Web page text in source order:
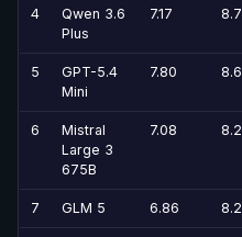
4
Qwen 3.6
Plus
7.17 8.7
5
GPT-5.4
Mini
7.80 8.6
6
Mistral
Large 3
675B
7.08 8.2
7 GLM 5 6.86 8.2